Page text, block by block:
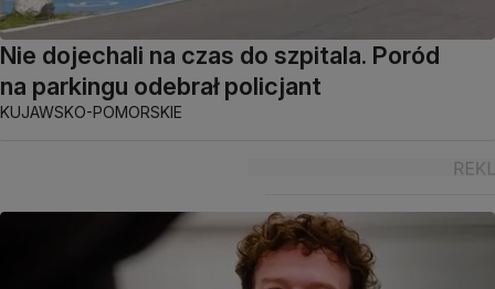
Nie dojechali na czas do szpitala. Poród
na parkingu odebrał policjant
KUJAWSKO-POMORSKIE